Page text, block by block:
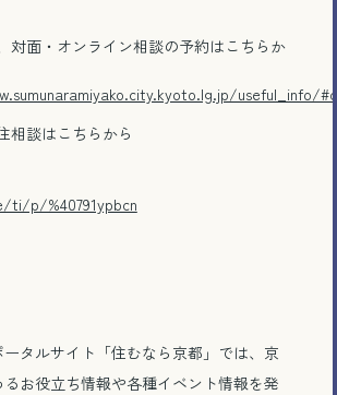
対面・オンライン相談の予約はこちらか
useful_info/
相談はこちらから
p/%40791ypbcn
ータルサイト「住むなら京都」では、京
お役立ち情報や各種イベント情報を発